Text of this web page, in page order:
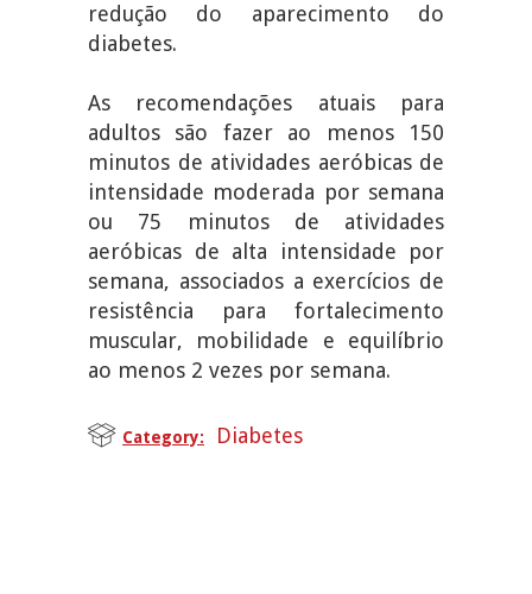
redução do aparecimento do
diabetes.
As recomendações atuais para
adultos são fazer ao menos 150
minutos de atividades aeróbicas de
intensidade moderada por semana
ou 75 minutos de atividades
aeróbicas de alta intensidade por
semana, associados a exercícios de
resistência para fortalecimento
muscular, mobilidade e equilíbrio
ao menos 2 vezes por semana.
Category: Diabetes